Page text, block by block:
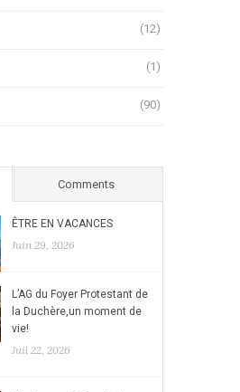
(12)
(1)
(90)
Comments
ÊTRE EN VACANCES
Juin 29, 2026
L’AG du Foyer Protestant de
la Duchère,un moment de
vie!
Juil 22, 2026